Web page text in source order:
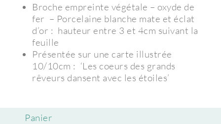
Broche empreinte végétale – oxyde de
fer – Porcelaine blanche mate et éclat
d’or : hauteur entre 3 et 4cm suivant la
feuille
Présentée sur une carte illustrée
10/10cm : ‘Les coeurs des grands
rêveurs dansent avec les étoiles’
Panier